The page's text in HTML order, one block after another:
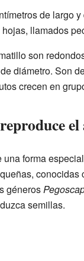
de largo
llamados
son
diámetro. Son
crecen en
una forma
conocidas
géneros
semillas.